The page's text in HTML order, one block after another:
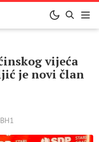
vijeća
je novi član